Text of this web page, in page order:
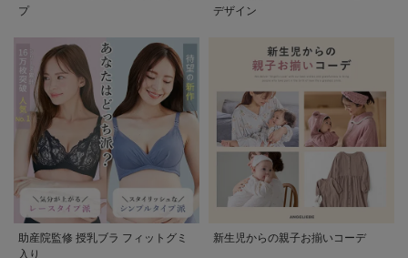
プ
デザイン
助産院監修 授乳ブラ フィットグミ
入り
新生児からの親子お揃いコーデ